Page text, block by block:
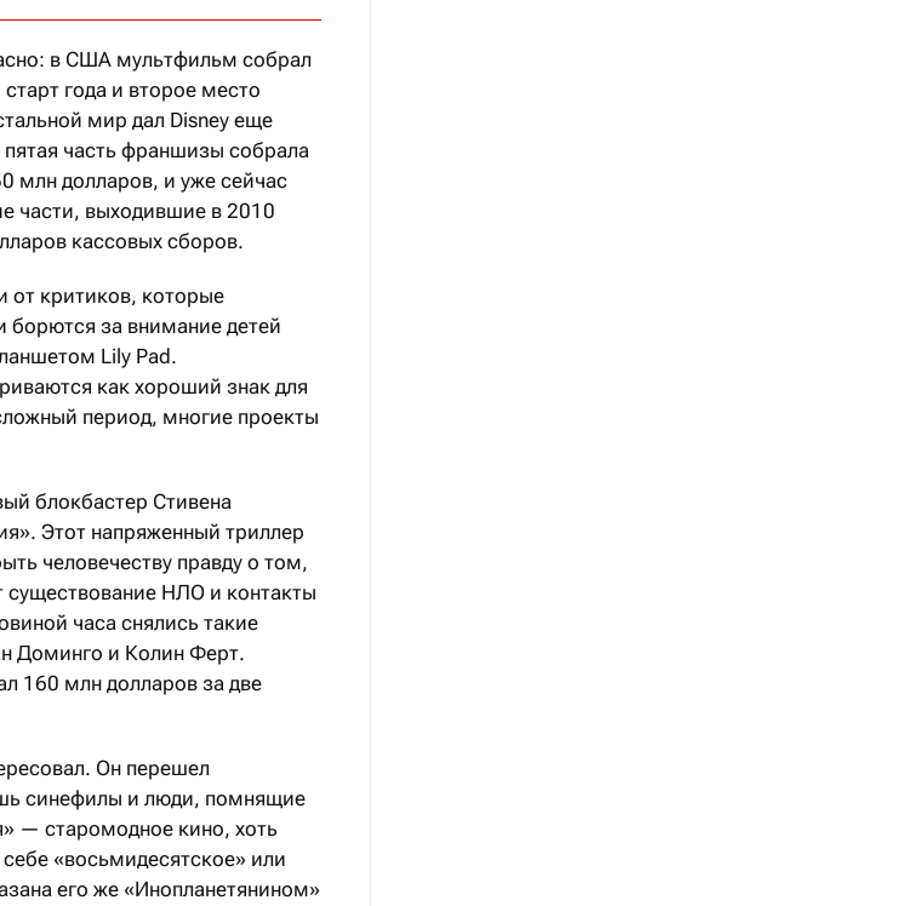
в США мультфильм собрал
года и второе место
мир дал Disney еще
часть франшизы собрала
млн долларов, и уже сейчас
части, выходившие в 2010
кассовых сборов.
от критиков, которые
за внимание детей
Lily Pad.
как хороший знак для
период, многие проекты
блокбастер Стивена
Этот напряженный триллер
человечеству правду о том,
НЛО и контакты
часа снялись такие
Доминго и Колин Ферт.
160 млн долларов за две
Он перешел
синефилы и люди, помнящие
— старомодное кино, хоть
«восьмидесятское» или
его же «Инопланетянином»